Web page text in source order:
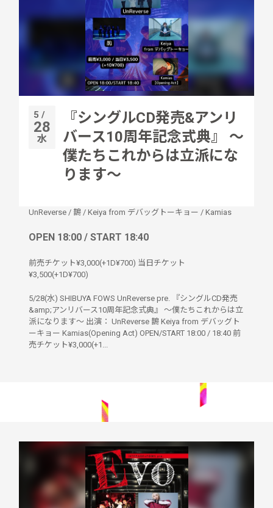
5 /
28
水
『シングルCD発売&アンリ
バース10周年記念式典』 〜
僕たちこれからは立派にな
ります〜
UnReverse / 鵲 / Keiya from デバッグトーキョー / Kamias
OPEN 18:00 / START 18:40
前売チケット¥3,000(+1D¥700) 当日チケット
¥3,500(+1D¥700)
5/28(水) SHIBUYA FOWS UnReverse pre. 『シングルCD発売
&amp;アンリバース10周年記念式典』 〜僕たちこれからは立
派になります〜 出演： UnReverse 鵲 Keiya from デバッグト
ーキョー Kamias(Opening Act) OPEN/START 18:00 / 18:40 前
売チケット¥3,000(+1...